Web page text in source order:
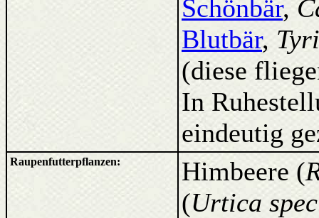
Schönbär,
Blutbär,
(diese
In
eindeutig
Raupenfutterpflanzen: Himbeere (
(Urtica spec